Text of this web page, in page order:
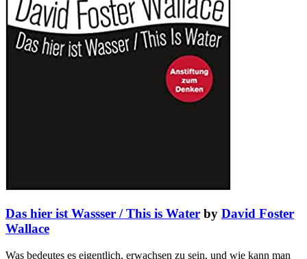
Das hier ist Wassser / This is Water by David Foster
Wallace
Was bedeutes es eigentlich, erwachsen zu sein, und wie kann man